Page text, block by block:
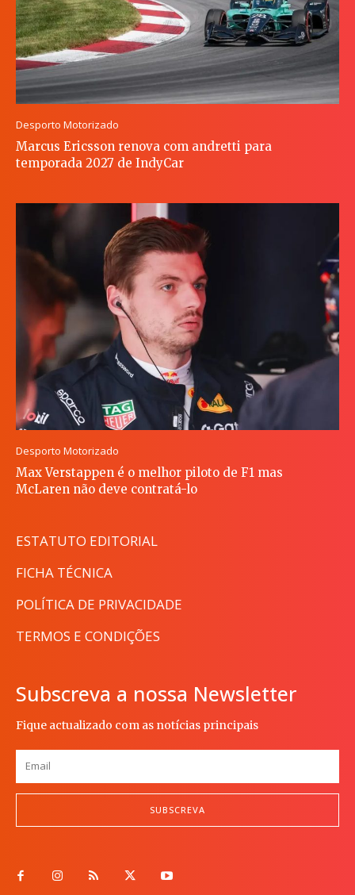
Desporto Motorizado
Marcus Ericsson renova com andretti para
temporada 2027 de IndyCar
Desporto Motorizado
Max Verstappen é o melhor piloto de F1 mas
McLaren não deve contratá-lo
ESTATUTO EDITORIAL
FICHA TÉCNICA
POLÍTICA DE PRIVACIDADE
TERMOS E CONDIÇÕES
Subscreva a nossa Newsletter
Fique actualizado com as notícias principais
SUBSCREVA